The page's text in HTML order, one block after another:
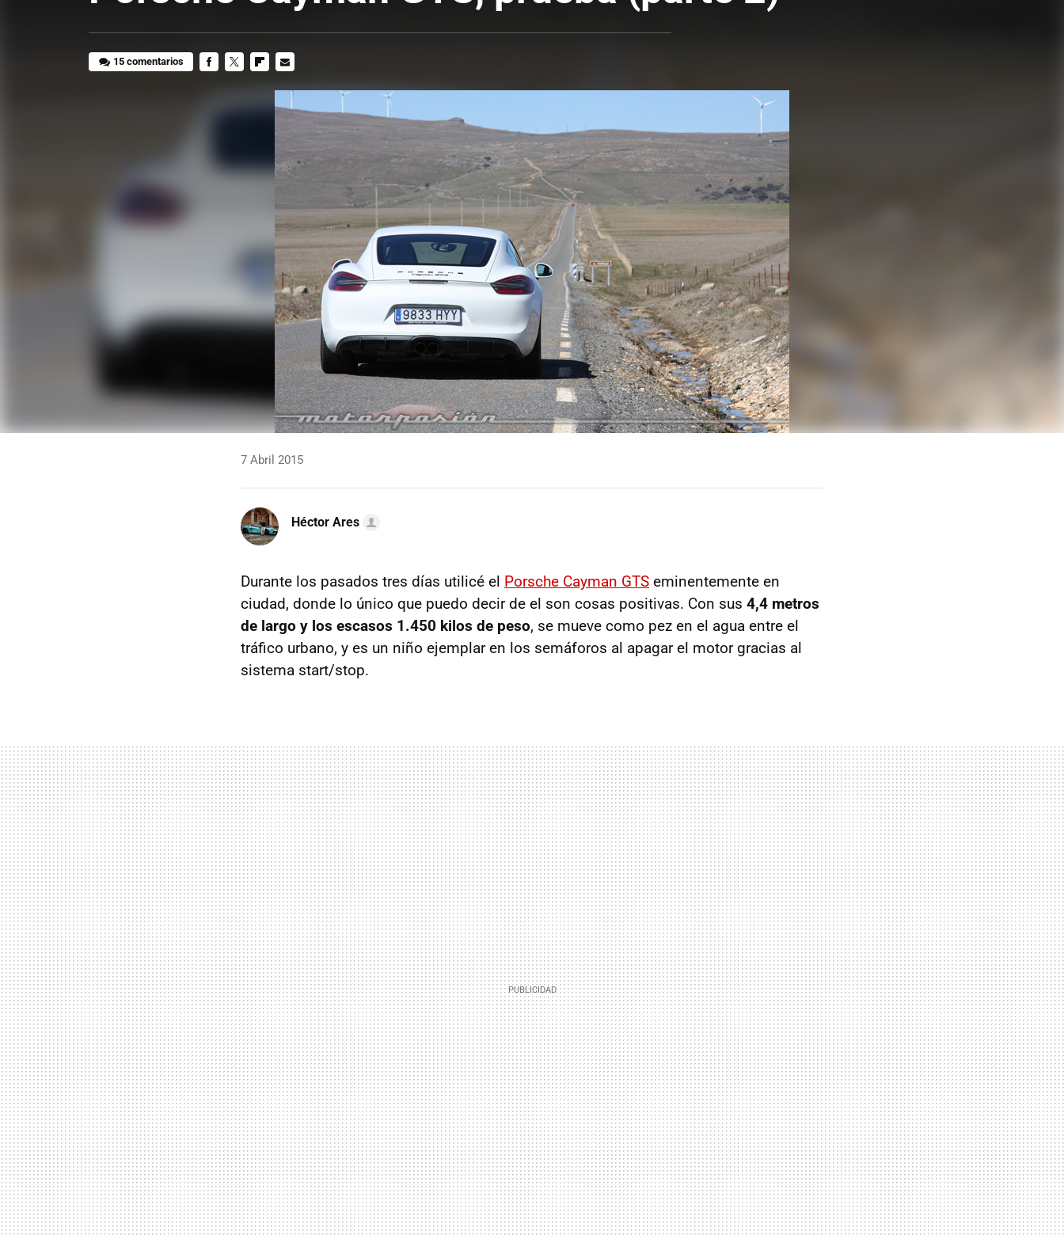
15 comentarios
7 Abril 2015
Héctor Ares
Durante los pasados tres días utilicé el Porsche Cayman GTS eminentemente en
ciudad, donde lo único que puedo decir de el son cosas positivas. Con sus 4,4 metros
de largo y los escasos 1.450 kilos de peso, se mueve como pez en el agua entre el
tráfico urbano, y es un niño ejemplar en los semáforos al apagar el motor gracias al
sistema start/stop.